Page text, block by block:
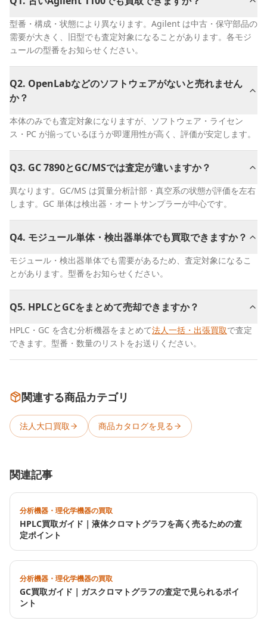
型番・構成・状態により異なります。Agilent は中古・保守部品の
需要が大きく、旧型でも査定対象になることがあります。各モジ
ュールの型番をお知らせください。
Q2. OpenLabなどのソフトウェアがないと売れません
か？
本体のみでも査定対象になりますが、ソフトウェア・ライセン
ス・PC が揃っているほうが即運用性が高く、評価が安定します。
Q3. GC 7890とGC/MSでは査定が違いますか？
異なります。GC/MS は質量分析計部・真空系の状態が評価を左右
します。GC 単体は検出器・オートサンプラーが中心です。
Q4. モジュール単体・検出器単体でも買取できますか？
モジュール・検出器単体でも需要があるため、査定対象になるこ
とがあります。型番をお知らせください。
Q5. HPLCとGCをまとめて売却できますか？
HPLC・GC を含む分析機器をまとめて法人一括・出張買取で査定
できます。型番・数量のリストをお送りください。
関連する商品カテゴリ
法人大口買取 商品カタログを見る
関連記事
分析機器・理化学機器の買取
HPLC買取ガイド｜液体クロマトグラフを高く売るための査
定ポイント
分析機器・理化学機器の買取
GC買取ガイド｜ガスクロマトグラフの査定で見られるポイ
ント